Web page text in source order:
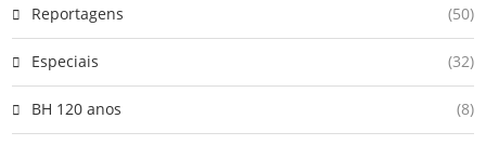
Reportagens (50)
Especiais (32)
BH 120 anos (8)